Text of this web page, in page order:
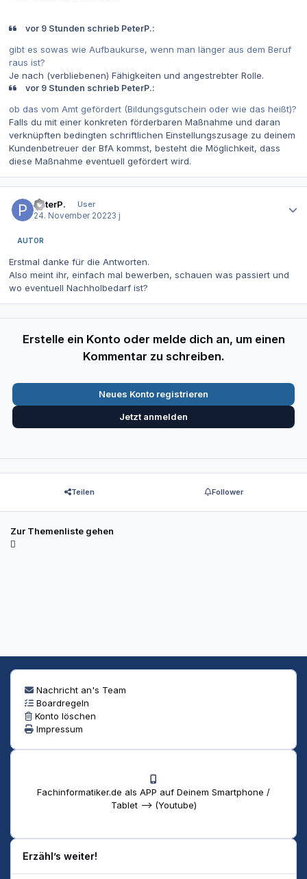
vor 9 Stunden schrieb PeterP.:
gibt es sowas wie Aufbaukurse, wenn man länger aus dem Beruf
raus ist?
Je nach (verbliebenen) Fähigkeiten und angestrebter Rolle.
vor 9 Stunden schrieb PeterP.:
ob das vom Amt gefördert (Bildungsgutschein oder wie das heißt)?
Falls du mit einer konkreten förderbaren Maßnahme und daran
verknüpften bedingten schriftlichen Einstellungszusage zu deinem
Kundenbetreuer der BfA kommst, besteht die Möglichkeit, dass
diese Maßnahme eventuell gefördert wird.
PeterP.
User
24. November 20223 j
AUTOR
Erstmal danke für die Antworten.
Also meint ihr, einfach mal bewerben, schauen was passiert und
wo eventuell Nachholbedarf ist?
Erstelle ein Konto oder melde dich an, um einen
Kommentar zu schreiben.
Neues Konto registrieren
Jetzt anmelden
Teilen Follower
Zur Themenliste gehen
Nachricht an's Team
Boardregeln
Konto löschen
Impressum
Fachinformatiker.de als APP auf Deinem Smartphone /
Tablet --> (Youtube)
Erzähl’s weiter!